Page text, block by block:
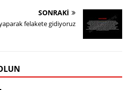
SONRAKI
felakete gidiyoruz